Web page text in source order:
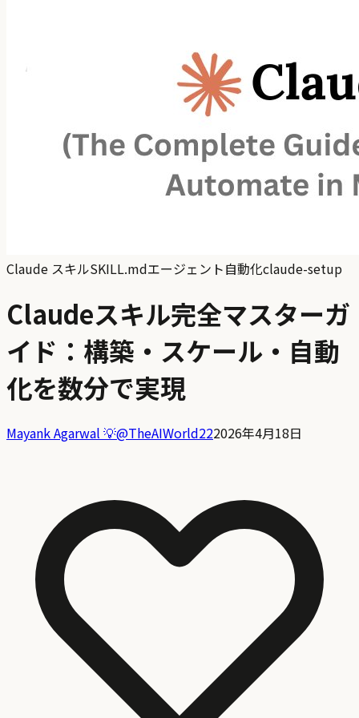
Claude スキルSKILL.mdエージェント自動化claude-setup
Claudeスキル完全マスターガ
イド：構築・スケール・自動
化を数分で実現
Mayank Agarwal 💡@TheAIWorld222026年4月18日